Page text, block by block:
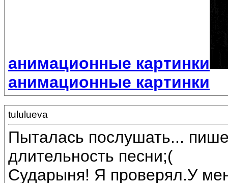
анимационные картинки
анимационные картинки
tululueva
Пыталась послушать...
длительность песни;(
Сударыня! Я проверял.У